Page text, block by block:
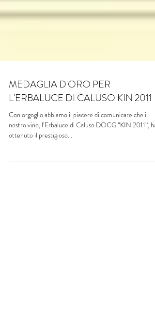
MEDAGLIA D'ORO PER
L'ERBALUCE DI CALUSO KIN 2011
Con orgoglio abbiamo il piacere di comunicare che il
ottenuto il prestigioso...